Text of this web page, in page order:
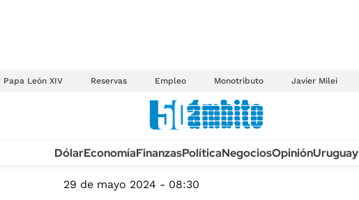
Papa León XIV Reservas Empleo Monotributo Javier Milei
TECNOLOGÍA
MÉXICO
DólarEconomíaFinanzasPolíticaNegociosOpiniónUruguay
29 de mayo 2024 - 08:30